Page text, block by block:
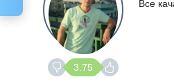
Все
3.75